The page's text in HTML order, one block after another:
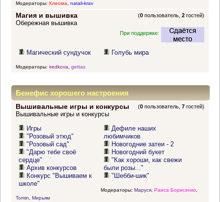
Модераторы: Клеома, natali-krav
Магия и вышивка (0 пользователь,2 гостей)
Обережная вышивка
При поддержке:
Магический сундучок Голубь мира
Модераторы: iredkova gettas
Бенефис хорошего настроения
Вышивальные игры и конкурсы (0 пользователь,7 гостей)
Вышивальные игры и конкурсы
Игры
"Розовый этюд"
"Розовый сад"
"Дарю тебе своё
сердце"
Архив конкурсов
Конкурс "Вышиваем к
школе"
Дефиле наших
любимчиков
Новогодние затеи - 2
Новогодний букет
"Как хороши, как свежи
были розы..."
"Шебби-шик"
Модераторы: Маруся, Раиса Борисенко,
Tomin
Мирьям